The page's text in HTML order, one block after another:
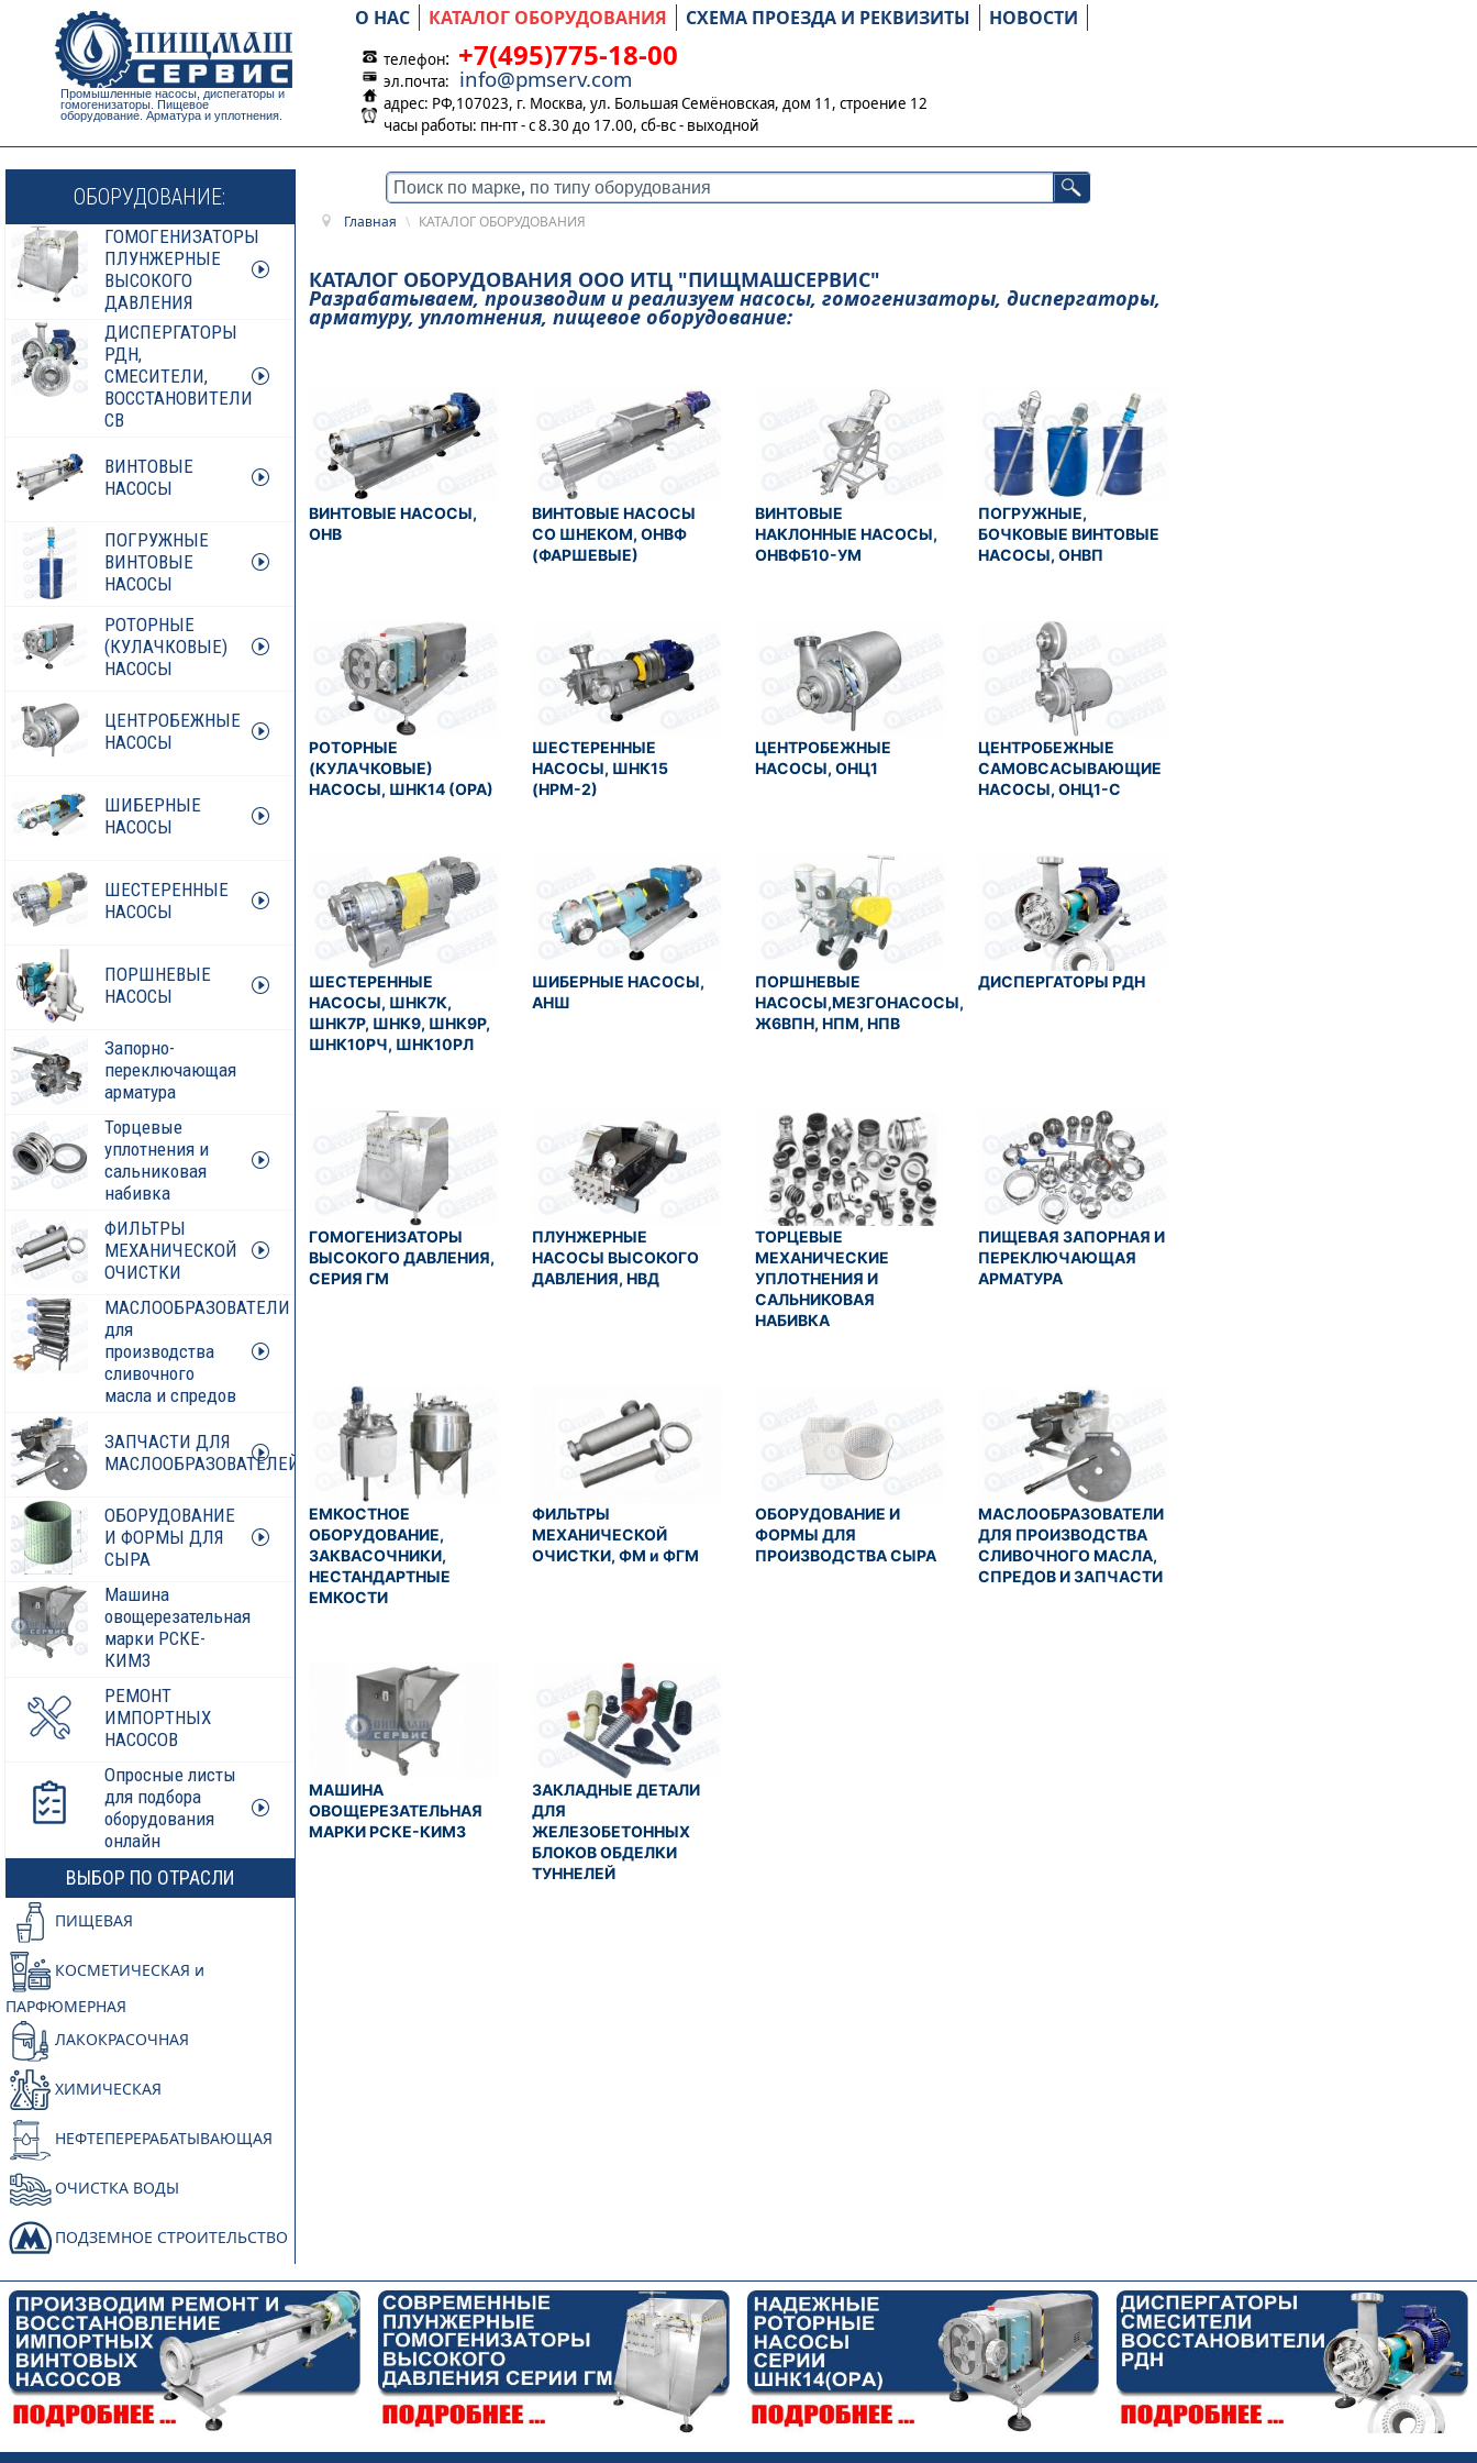
Промышленные насосы, диспегаторы и
гомогенизаторы. Пищевое
оборудование. Арматура и уплотнения.
О НАС КАТАЛОГ ОБОРУДОВАНИЯ СХЕМА ПРОЕЗДА И РЕКВИЗИТЫ НОВОСТИ
телефон: +7(495)775-18-00
эл.почта: info@pmserv.com
адрес: РФ,107023, г. Москва, ул. Большая Семёновская, дом 11, строение 12
часы работы: пн-пт - с 8.30 до 17.00, сб-вс - выходной
ОБОРУДОВАНИЕ:
ГОМОГЕНИЗАТОРЫ
ПЛУНЖЕРНЫЕ
ВЫСОКОГО
ДАВЛЕНИЯ
ДИСПЕРГАТОРЫ
РДН,
СМЕСИТЕЛИ,
ВОССТАНОВИТЕЛИ
СВ
ВИНТОВЫЕ
НАСОСЫ
ПОГРУЖНЫЕ
ВИНТОВЫЕ
НАСОСЫ
РОТОРНЫЕ
(КУЛАЧКОВЫЕ)
НАСОСЫ
ЦЕНТРОБЕЖНЫЕ
НАСОСЫ
ШИБЕРНЫЕ
НАСОСЫ
ШЕСТЕРЕННЫЕ
НАСОСЫ
ПОРШНЕВЫЕ
НАСОСЫ
Запорно-
переключающая
арматура
Торцевые
уплотнения и
сальниковая
набивка
ФИЛЬТРЫ
МЕХАНИЧЕСКОЙ
ОЧИСТКИ
МАСЛООБРАЗОВАТЕЛИ
для
производства
сливочного
масла и спредов
ЗАПЧАСТИ ДЛЯ
МАСЛООБРАЗОВАТЕЛЕЙ
ОБОРУДОВАНИЕ
И ФОРМЫ ДЛЯ
СЫРА
Машина
овощерезательная
марки РСКЕ-
КИМ3
РЕМОНТ
ИМПОРТНЫХ
НАСОСОВ
Опросные листы
для подбора
оборудования
онлайн
ВЫБОР ПО ОТРАСЛИ
ПИЩЕВАЯ
КОСМЕТИЧЕСКАЯ и
ПАРФЮМЕРНАЯ
ЛАКОКРАСОЧНАЯ
ХИМИЧЕСКАЯ
НЕФТЕПЕРЕРАБАТЫВАЮЩАЯ
ОЧИСТКА ВОДЫ
ПОДЗЕМНОЕ СТРОИТЕЛЬСТВО
Главная \ КАТАЛОГ ОБОРУДОВАНИЯ
КАТАЛОГ ОБОРУДОВАНИЯ ООО ИТЦ "ПИЩМАШСЕРВИС"
Разрабатываем, производим и реализуем насосы, гомогенизаторы, диспергаторы,
арматуру, уплотнения, пищевое оборудование:
ВИНТОВЫЕ НАСОСЫ,
ОНВ
ВИНТОВЫЕ НАСОСЫ
СО ШНЕКОМ, ОНВФ
(ФАРШЕВЫЕ)
ВИНТОВЫЕ
НАКЛОННЫЕ НАСОСЫ,
ОНВФБ10-УМ
ПОГРУЖНЫЕ,
БОЧКОВЫЕ ВИНТОВЫЕ
НАСОСЫ, ОНВП
РОТОРНЫЕ
(КУЛАЧКОВЫЕ)
НАСОСЫ, ШНК14 (ОРА)
ШЕСТЕРЕННЫЕ
НАСОСЫ, ШНК15
(НРМ-2)
ЦЕНТРОБЕЖНЫЕ
НАСОСЫ, ОНЦ1
ЦЕНТРОБЕЖНЫЕ
САМОВСАСЫВАЮЩИЕ
НАСОСЫ, ОНЦ1-С
ШЕСТЕРЕННЫЕ
НАСОСЫ, ШНК7К,
ШНК7Р, ШНК9, ШНК9Р,
ШНК10РЧ, ШНК10РЛ
ШИБЕРНЫЕ НАСОСЫ,
АНШ
ПОРШНЕВЫЕ
НАСОСЫ,МЕЗГОНАСОСЫ,
Ж6ВПН, НПМ, НПВ
ДИСПЕРГАТОРЫ РДН
ГОМОГЕНИЗАТОРЫ
ВЫСОКОГО ДАВЛЕНИЯ,
СЕРИЯ ГМ
ПЛУНЖЕРНЫЕ
НАСОСЫ ВЫСОКОГО
ДАВЛЕНИЯ, НВД
ТОРЦЕВЫЕ
МЕХАНИЧЕСКИЕ
УПЛОТНЕНИЯ И
САЛЬНИКОВАЯ
НАБИВКА
ПИЩЕВАЯ ЗАПОРНАЯ И
ПЕРЕКЛЮЧАЮЩАЯ
АРМАТУРА
ЕМКОСТНОЕ
ОБОРУДОВАНИЕ,
ЗАКВАСОЧНИКИ,
НЕСТАНДАРТНЫЕ
ЕМКОСТИ
ФИЛЬТРЫ
МЕХАНИЧЕСКОЙ
ОЧИСТКИ, ФМ и ФГМ
ОБОРУДОВАНИЕ И
ФОРМЫ ДЛЯ
ПРОИЗВОДСТВА СЫРА
МАСЛООБРАЗОВАТЕЛИ
ДЛЯ ПРОИЗВОДСТВА
СЛИВОЧНОГО МАСЛА,
СПРЕДОВ И ЗАПЧАСТИ
МАШИНА
ОВОЩЕРЕЗАТЕЛЬНАЯ
МАРКИ РСКЕ-КИМЗ
ЗАКЛАДНЫЕ ДЕТАЛИ
ДЛЯ
ЖЕЛЕЗОБЕТОННЫХ
БЛОКОВ ОБДЕЛКИ
ТУННЕЛЕЙ